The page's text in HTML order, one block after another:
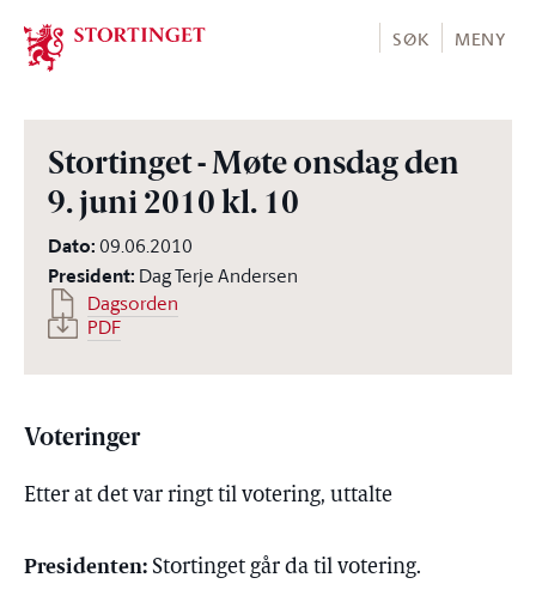
Stortinget.no
SØK MENY
Stortinget - Møte onsdag den
9. juni 2010 kl. 10
Dato:09.06.2010
President: Dag Terje Andersen
Dagsorden
PDF
Voteringer
Etter at det var ringt til votering, uttalte
Presidenten: Stortinget går da til votering.